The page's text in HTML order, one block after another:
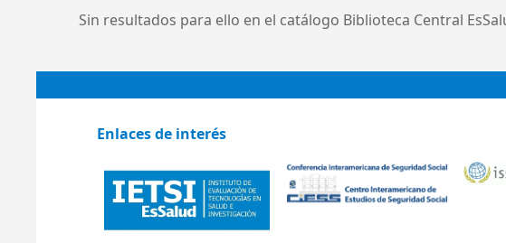
Sin resultados para ello en el catálogo Biblioteca Central
Enlaces de interés